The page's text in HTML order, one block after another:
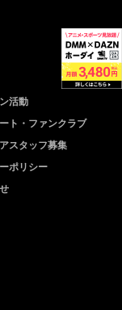
活動
ト・ファンクラブ
スタッフ募集
ポリシー